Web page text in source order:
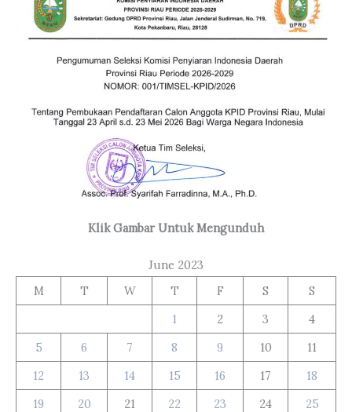
Klik Gambar Untuk Mengunduh
June 2023
M
T W T F S
S
1
2 3
4
5
6 7 8 9 10
11
12
13 14 15 16 17
18
19
20 21 22 23 24
25